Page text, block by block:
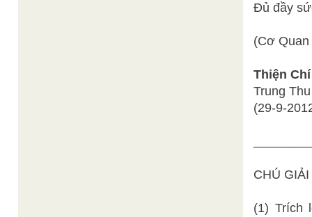
Đủ đầy
(Cơ
Thiện
Trung
(29-9-
CHÚ GIẢI
(1) Trích